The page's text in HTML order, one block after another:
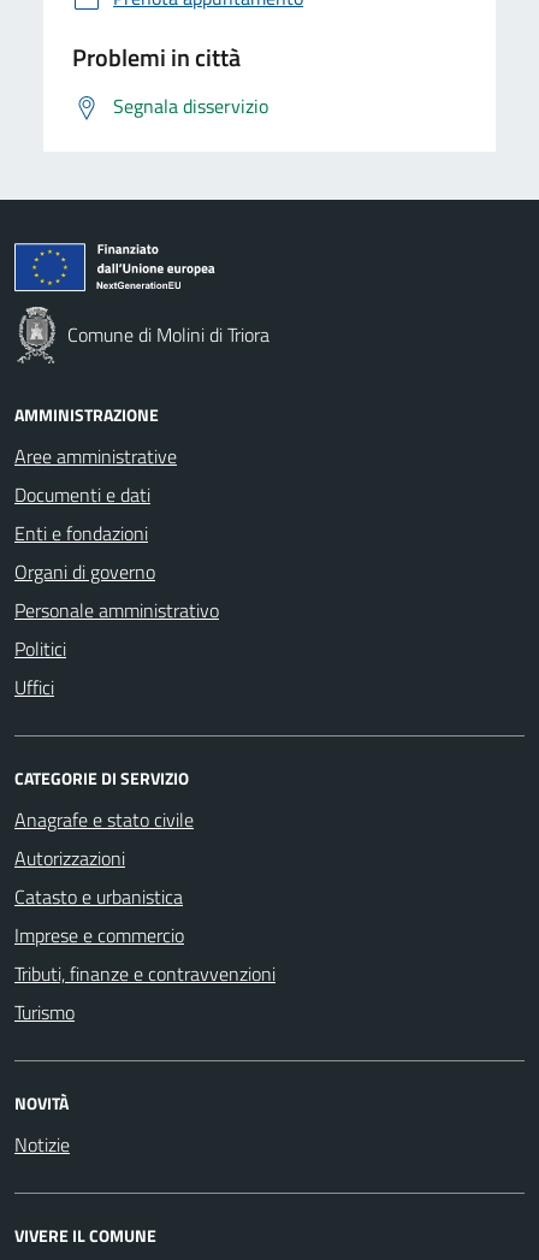
Problemi in città
Segnala disservizio
Comune di Molini di Triora
AMMINISTRAZIONE
Aree amministrative
Documenti e dati
Enti e fondazioni
Organi di governo
Personale amministrativo
Politici
Uffici
CATEGORIE DI SERVIZIO
Anagrafe e stato civile
Autorizzazioni
Catasto e urbanistica
Imprese e commercio
Tributi, finanze e contravvenzioni
Turismo
NOVITÀ
Notizie
VIVERE IL COMUNE